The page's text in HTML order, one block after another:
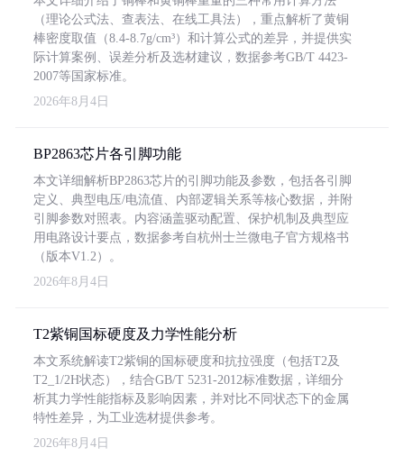
（理论公式法、查表法、在线工具法），重点解析了黄铜
棒密度取值（8.4-8.7g/cm³）和计算公式的差异，并提供实
际计算案例、误差分析及选材建议，数据参考GB/T 4423-
2007等国家标准。
2026年8月4日
BP2863芯片各引脚功能
本文详细解析BP2863芯片的引脚功能及参数，包括各引脚
定义、典型电压/电流值、内部逻辑关系等核心数据，并附
引脚参数对照表。内容涵盖驱动配置、保护机制及典型应
用电路设计要点，数据参考自杭州士兰微电子官方规格书
（版本V1.2）。
2026年8月4日
T2紫铜国标硬度及力学性能分析
本文系统解读T2紫铜的国标硬度和抗拉强度（包括T2及
T2_1/2H状态），结合GB/T 5231-2012标准数据，详细分
析其力学性能指标及影响因素，并对比不同状态下的金属
特性差异，为工业选材提供参考。
2026年8月4日